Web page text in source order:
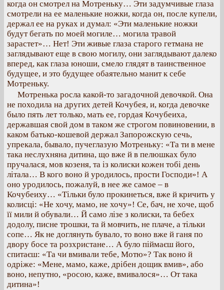
когда он смотрел на Мотреньку… Эти задумчивые глаза
смотрели на ее маленькие ножки, когда он, после купели,
держал ее на руках и думал: «Эти маленькие ножки
будут бегать по моей могиле… могила травой
зарастет»… Нет! Эти живые глаза старого гетмана не
заглядывают еще в свою могилу, они заглядывают далеко
вперед, как глаза юноши, смело глядят в таинственное
будущее, и это будущее обаятельно манит к себе
Мотреньку.
Мотренька росла какой-то загадочной девочкой. Она
не походила на других детей Кочубея, и, когда девочке
было пять лет только, мать ее, гордая Кочубеиха,
державшая свой дом в таком же строгом повиновении, в
каком батько-кошевой держал Запорожскую сечь,
упрекала, бывало, пучеглазую Мотреньку: «Та ти в мене
така неслухняна дитина, що вже й в пелюшках було
пручалася, мов козеня, та із колиски кожен тобі день
літала… В кого воно й уродилось, прости Господи»! А
оно уродилось, пожалуй, в нее же самое – в
Кочубеиху… «Тільки було прокинеться, вже й кричить у
колисці: «Не хочу, мамо, не хочу»! Се, бач, не хоче, щоб
її мили й обували… Й само лізе з колиски, та бебех
додолу, писне трошки, та й мовчить, не плаче, а тільки
сопе… Як не доглянуть бувало, то воно вже й ганя по
двору босе та розхристане… А було піймаєш його,
спитаєш: «Та чи вмивали тебе, Мотю»? Так воно й
одріже: «Мене, мамо, каже, дрібен дощик вмив», або
воно, непутно, «росою, каже, вмивалося»… От така
дитина»!